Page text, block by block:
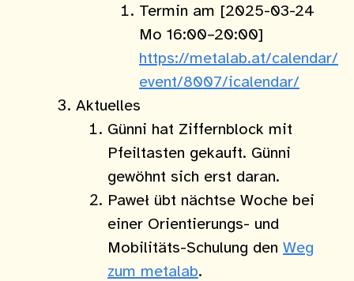
Termin am [2025-03-24
Mo 16:00–20:00]
https://metalab.at/calendar/
event/8007/icalendar/
Aktuelles
Günni hat Ziffernblock mit
Pfeiltasten gekauft. Günni
gewöhnt sich erst daran.
Paweł übt nächtse Woche bei
einer Orientierungs- und
Mobilitäts-Schulung den Weg
zum metalab.